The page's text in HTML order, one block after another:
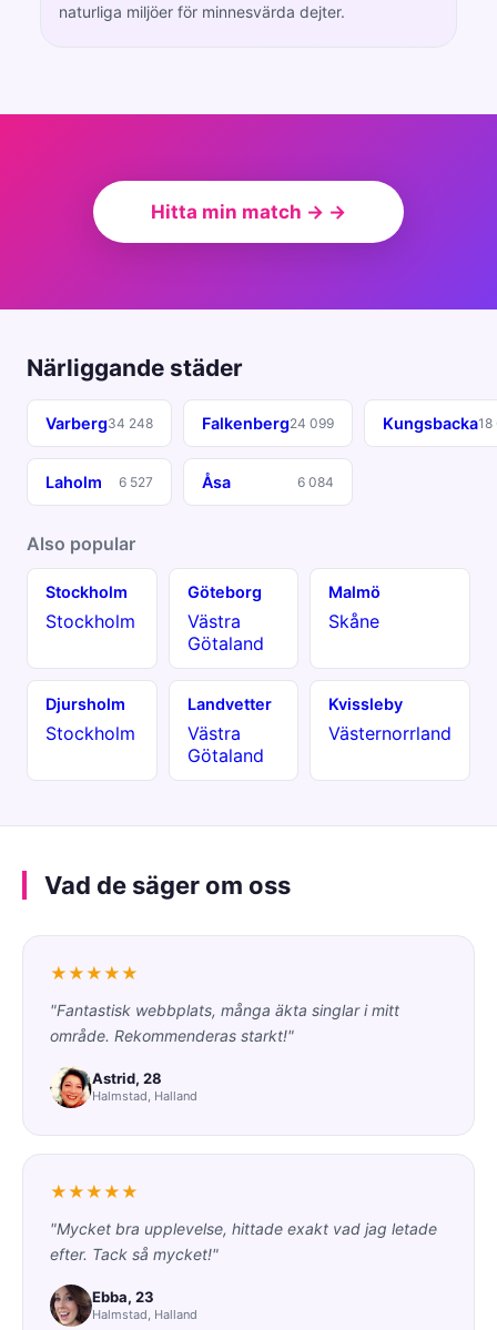
naturliga miljöer för minnesvärda dejter.
Hitta min match → →
Närliggande städer
Varberg34 248 Falkenberg24 099 Kungsbacka18
Laholm 6 527 Åsa 6 084
Also popular
Stockholm
Stockholm
Göteborg
Västra
Götaland
Malmö
Skåne
Djursholm
Stockholm
Landvetter
Västra
Götaland
Kvissleby
Västernorrland
Vad de säger om oss
★★★★★
"Fantastisk webbplats, många äkta singlar i mitt
område. Rekommenderas starkt!"
Astrid, 28
Halmstad, Halland
★★★★★
"Mycket bra upplevelse, hittade exakt vad jag letade
efter. Tack så mycket!"
Ebba, 23
Halmstad, Halland